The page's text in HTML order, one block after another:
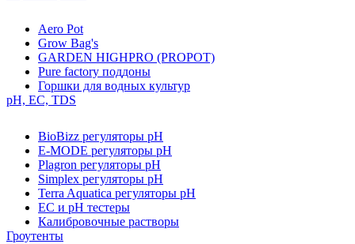
Aero Pot
Grow Bag's
GARDEN HIGHPRO (PROPOT)
Pure factory поддоны
Горшки для водных культур
pH, EC, TDS
BioBizz регуляторы pH
E-MODE регуляторы pH
Plagron регуляторы pH
Simplex регуляторы pH
Terra Aquatica регуляторы pH
EC и pH тестеры
Калибровочные растворы
Гроутенты